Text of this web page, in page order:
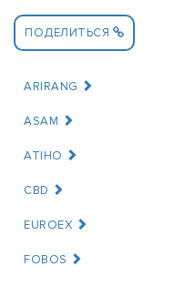
ПОДЕЛИТЬСЯ
ARIRANG
ASAM
ATIHO
CBD
EUROEX
FOBOS